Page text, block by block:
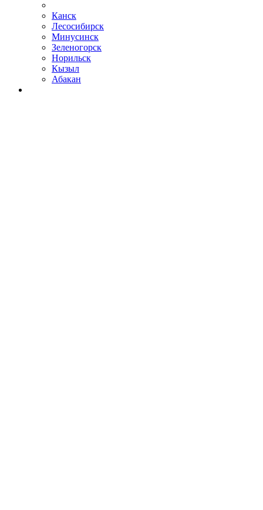
Канск
Лесосибирск
Минусинск
Зеленогорск
Норильск
Кызыл
Абакан